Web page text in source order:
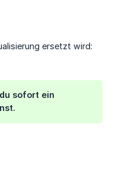
ersetzt wird:
sofort ein